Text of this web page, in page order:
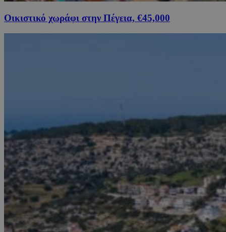
Οικιστικό χωράφι στην Πέγεια, €45,000